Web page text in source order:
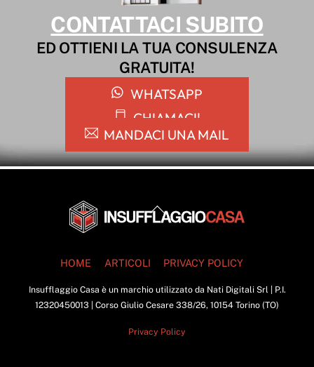
CONTATTACI SUBITO
ED OTTIENI LA TUA CONSULENZA
GRATUITA!
WHATSAPP
CHIAMACI!
MANDACI UNA MAIL
Back
To
HOME
ARTICOLI PRIVACY POLICY
Insufflaggio Casa è un marchio utilizzato da Nati Digitali Srl | P.I.
12320450013 | Corso Giulio Cesare 338/26, 10154 Torino (TO)
Privacy Policy